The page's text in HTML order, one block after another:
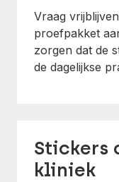
Vraag
proefpakket
zorgen dat de
de dagelijkse
Stickers
kliniek